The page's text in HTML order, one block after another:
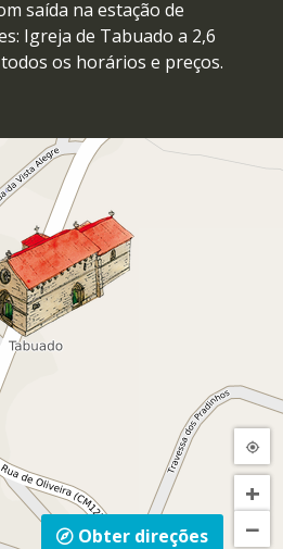
saída na estação de
Igreja de Tabuado a 2,6
todos os horários e preços.
da A24 (Chaves/Viseu),
ou da A11
Canaveses) siga na
Matosinhos). Saia
e continue na
se deparar com a
de Tabuado.
pela A4 (Vila Real). Saia
e continue para
de Portugal pela A1
(V.N. Gaia) opte pela A41
depois a A4 (Vila Real)
de Canaveses. Continue
+
−
Obter direções